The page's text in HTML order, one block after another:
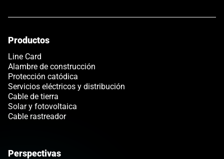
Productos
Link opens in a new tab
Line Card
Alambre de construcción
Protección catódica
Servicios eléctricos y distribución
Cable de tierra
Solar y fotovoltaica
Cable rastreador
Perspectivas